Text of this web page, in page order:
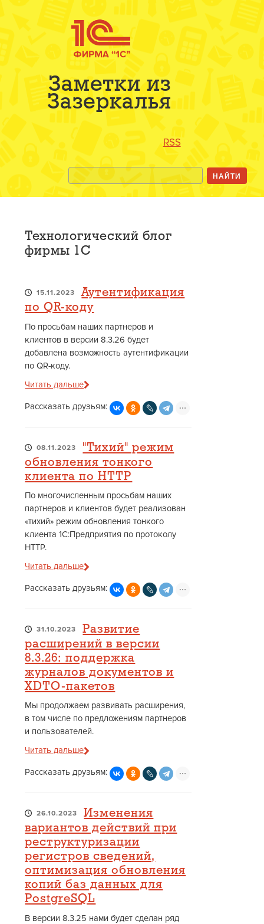
Заметки из
Зазеркалья
RSS
Технологический блог
фирмы 1С
15.11.2023
Аутентификация
по QR-коду
По просьбам наших партнеров и
клиентов в версии 8.3.26 будет
добавлена возможность аутентификации
по QR-коду.
Читать дальше
Рассказать друзьям:
08.11.2023
"Тихий" режим
обновления тонкого
клиента по HTTP
По многочисленным просьбам наших
партнеров и клиентов будет реализован
«тихий» режим обновления тонкого
клиента 1С:Предприятия по протоколу
HTTP.
Читать дальше
Рассказать друзьям:
31.10.2023
Развитие
расширений в версии
8.3.26: поддержка
журналов документов и
XDTO-пакетов
Мы продолжаем развивать расширения,
в том числе по предложениям партнеров
и пользователей.
Читать дальше
Рассказать друзьям:
26.10.2023
Изменения
вариантов действий при
реструктуризации
регистров сведений,
оптимизация обновления
копий баз данных для
PostgreSQL
В версии 8.3.25 нами будет сделан ряд